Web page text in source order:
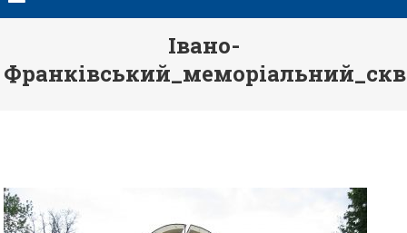
Івано-